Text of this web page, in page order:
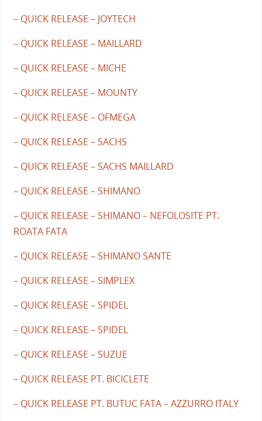
– QUICK RELEASE – JOYTECH
– QUICK RELEASE – MAILLARD
– QUICK RELEASE – MICHE
– QUICK RELEASE – MOUNTY
– QUICK RELEASE – OFMEGA
– QUICK RELEASE – SACHS
– QUICK RELEASE – SACHS MAILLARD
– QUICK RELEASE – SHIMANO
– QUICK RELEASE – SHIMANO – NEFOLOSITE PT.
ROATA FATA
– QUICK RELEASE – SHIMANO SANTE
– QUICK RELEASE – SIMPLEX
– QUICK RELEASE – SPIDEL
– QUICK RELEASE – SPIDEL
– QUICK RELEASE – SUZUE
– QUICK RELEASE PT. BICICLETE
– QUICK RELEASE PT. BUTUC FATA – AZZURRO ITALY